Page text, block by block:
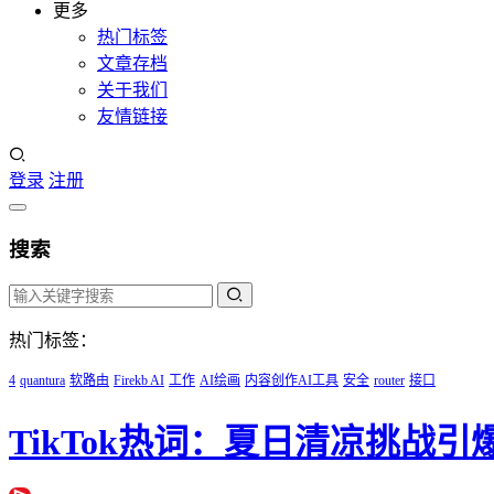
更多
热门标签
文章存档
关于我们
友情链接
登录 注册
搜索
热门标签：
4 quantura 软路由 Firekb AI 工作 AI绘画 内容创作AI工具 安全 router 接口
TikTok热词：夏日清凉挑战引